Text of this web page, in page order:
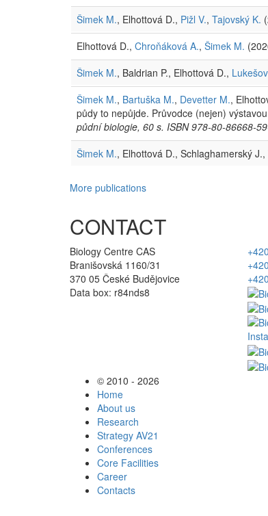
Šimek M., Elhottová D., Pižl V., Tajovský K.
Elhottová D., Chroňáková A., Šimek M.
Šimek M., Baldrian P., Elhottová D.,
Šimek M., Bartuška M., Devetter M.,
půdy to nepůjde. Průvodce (nejen)
půdní biologie, 60 s. ISBN 978-80-86668-
Šimek M., Elhottová D., Schlaghamerský J.,
More publications
CONTACT
Biology Centre CAS
Branišovská 1160/31
370 05 České Budějovice
Data box: r84nds8
© 2010 - 2026
Home
About us
Research
Strategy AV21
Conferences
Core Facilities
Career
Contacts